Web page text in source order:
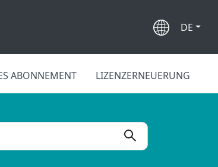
DE
ABONNEMENT LIZENZERNEUERUNG